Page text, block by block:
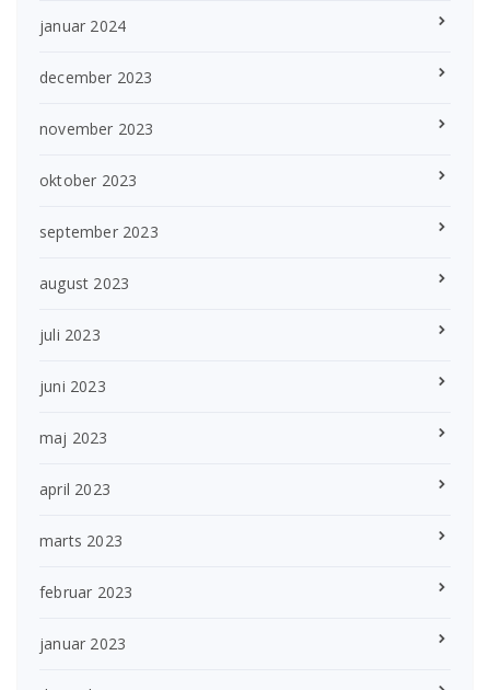
januar 2024
december 2023
november 2023
oktober 2023
september 2023
august 2023
juli 2023
juni 2023
maj 2023
april 2023
marts 2023
februar 2023
januar 2023